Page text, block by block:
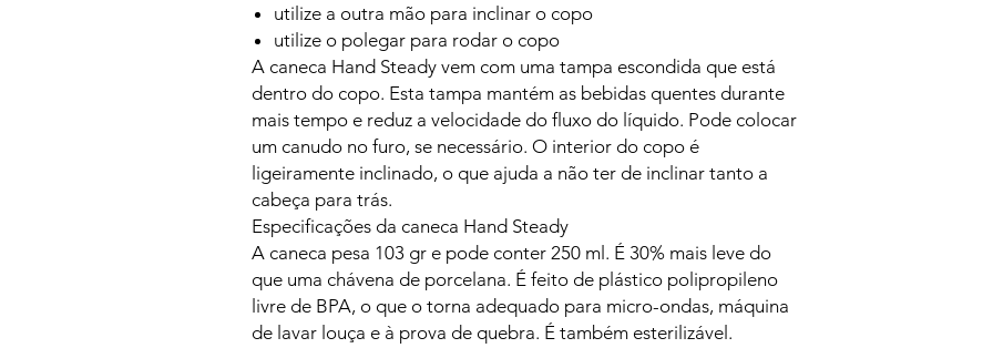
utilize a outra mão para inclinar o copo
utilize o polegar para rodar o copo
A caneca Hand Steady vem com uma tampa escondida que está
dentro do copo. Esta tampa mantém as bebidas quentes durante
mais tempo e reduz a velocidade do fluxo do líquido. Pode colocar
um canudo no furo, se necessário. O interior do copo é
ligeiramente inclinado, o que ajuda a não ter de inclinar tanto a
cabeça para trás.
Especificações da caneca Hand Steady
A caneca pesa 103 gr e pode conter 250 ml. É 30% mais leve do
que uma chávena de porcelana. É feito de plástico polipropileno
livre de BPA, o que o torna adequado para micro-ondas, máquina
de lavar louça e à prova de quebra. É também esterilizável.